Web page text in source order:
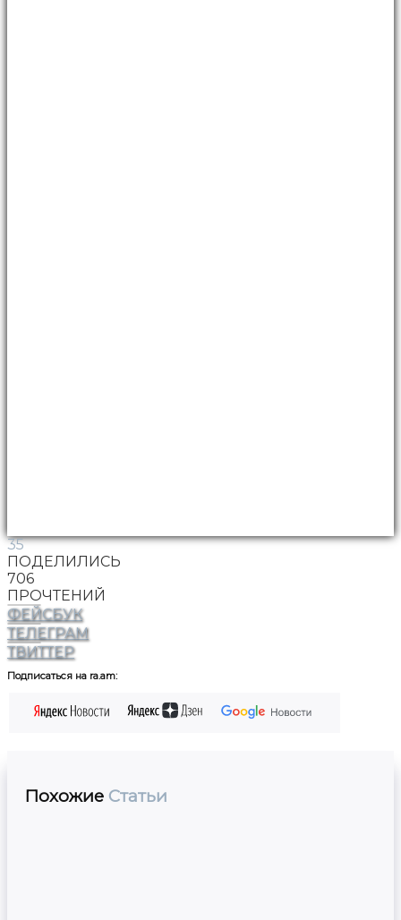
35
ПОДЕЛИЛИСЬ
706
ПРОЧТЕНИЙ
ФЕЙСБУК
ТЕЛЕГРАМ
ТВИТТЕР
Подписаться на ra.am:
Похожие Статьи